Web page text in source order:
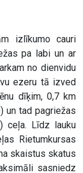
izlīkumo cauri
pa labi un ar
no dienvidu
ezeru tā izved
dīķim, 0,7 km
un tad pagriežas
ceļa. Līdz lauku
Rietumkursas
skaistus skatus
sasniedz